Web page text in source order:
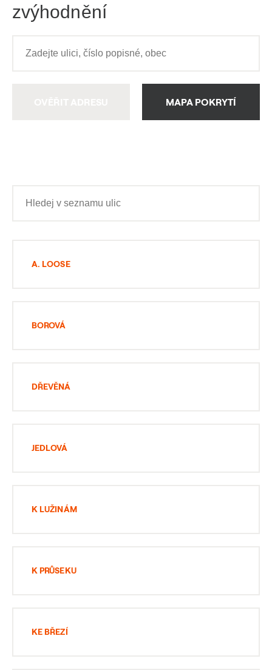
zvýhodnění
MAPA POKRYTÍ
A. LOOSE
BOROVÁ
DŘEVĚNÁ
JEDLOVÁ
K LUŽINÁM
K PRŮSEKU
KE BŘEZÍ